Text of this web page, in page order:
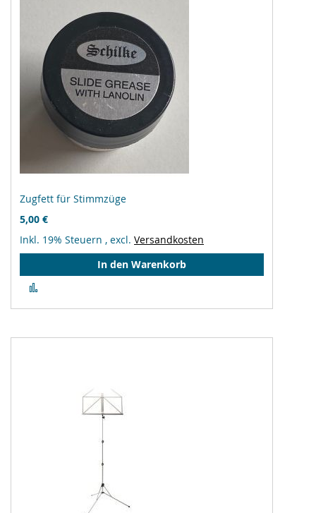
Zugfett für Stimmzüge
5,00 €
Inkl. 19% Steuern , excl. Versandkosten
In den Warenkorb
hinzufügen